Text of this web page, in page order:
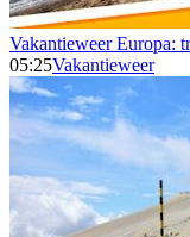
Vakantieweer Europa:
05:25Vakantieweer